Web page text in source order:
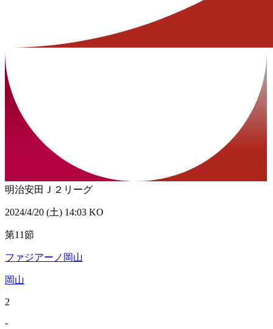
明治安田Ｊ２リーグ
2024/4/20 (土) 14:03 KO
第11節
ファジアーノ岡山
岡山
2
-